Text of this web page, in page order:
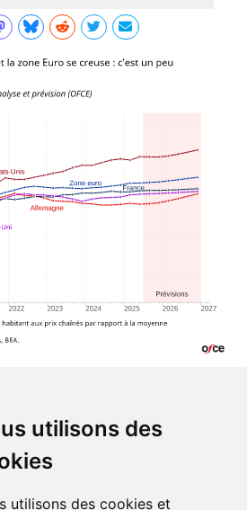
utilisons des
utilisons des cookies et
2026 pour l’économie
et mondiale », Octobre